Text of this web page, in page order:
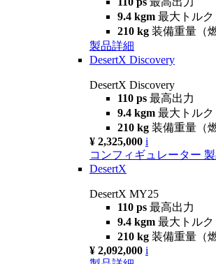
9.4 kgm 最大トルク
210 kg 装備重量（
製品詳細
DesertX Discovery
DesertX Discovery
110 ps 最高出力
9.4 kgm 最大トルク
210 kg 装備重量（
¥ 2,325,000 i
コンフィギュレーター
DesertX
DesertX MY25
110 ps 最高出力
9.4 kgm 最大トルク
210 kg 装備重量（
¥ 2,092,000 i